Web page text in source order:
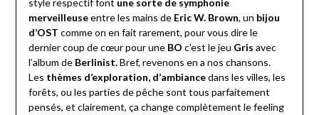
style respectif font une sorte de symphonie
merveilleuseentre les mains de Eric W. Brown, un bijou
d’OST comme on en fait rarement, pour vous dire le
dernier coup de cœur pour une BO c’est le jeu Gris avec
l’album de Berlinist.Bref, revenons en a nos chansons.
Les thèmes d’exploration, d’ambiancedans les villes, les
forêts, ou les parties de pêche sont tous parfaitement
pensés, et clairement, ça change complètement le feeling